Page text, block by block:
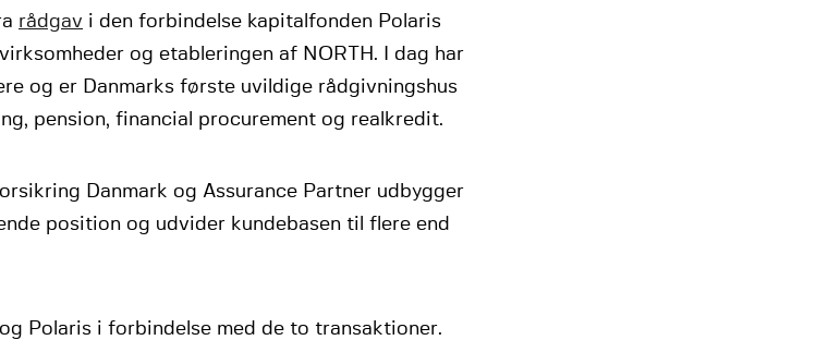
rådgav i den forbindelse kapitalfonden Polaris
og etableringen af NORTH. I dag har
og er Danmarks første uvildige rådgivningshus
pension, financial procurement og realkredit.
Danmark og Assurance Partner udbygger
position og udvider kundebasen til flere end
Polaris i forbindelse med de to transaktioner.